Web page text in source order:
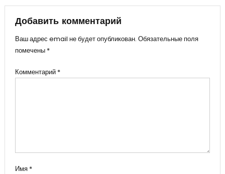
записям
Добавить комментарий
Ваш адрес email не будет опубликован. Обязательные поля
помечены *
Комментарий *
Имя *